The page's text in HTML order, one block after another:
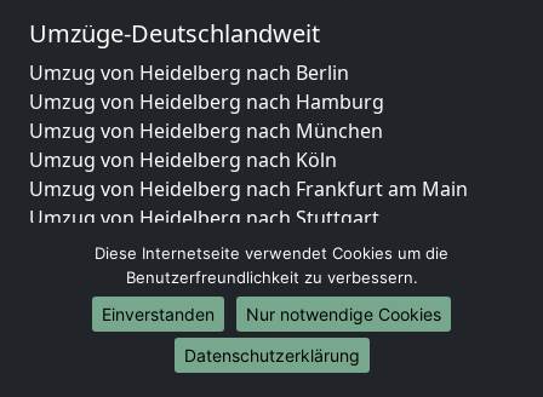
Umzüge-Deutschlandweit
Umzug von Heidelberg nach Berlin
Umzug von Heidelberg nach Hamburg
Umzug von Heidelberg nach München
Umzug von Heidelberg nach Köln
Umzug von Heidelberg nach Frankfurt am Main
Umzug von Heidelberg nach Stuttgart
Umzug von Heidelberg nach Düsseldorf
Umzug von Heidelberg nach Leipzig
Umzug von Heidelberg nach Dortmund
Umzug von Heidelberg nach Essen
Umzug von Heidelberg nach Bremen
Diese Internetseite verwendet Cookies um die
Benutzerfreundlichkeit zu verbessern.
Einverstanden
Nur notwendige Cookies
Datenschutzerklärung